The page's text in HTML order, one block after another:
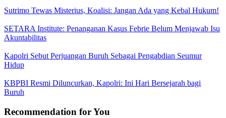
Sutrimo Tewas Misterius, Koalisi: Jangan Ada yang Kebal Hukum!
SETARA Institute: Penanganan Kasus Febrie Belum Menjawab Isu
Akuntabilitas
Kapolri Sebut Perjuangan Buruh Sebagai Pengabdian Seumur
Hidup
KBPBI Resmi Diluncurkan, Kapolri: Ini Hari Bersejarah bagi
Buruh
Recommendation for You